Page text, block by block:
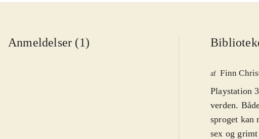
Anmeldelser (1)
af Finn
Playstation
verden.
sproget kan
sex og